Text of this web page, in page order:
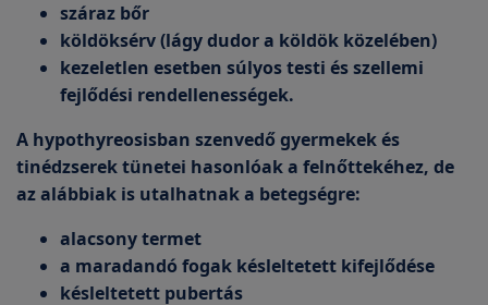
száraz bőr
köldöksérv (lágy dudor a köldök közelében)
kezeletlen esetben súlyos testi és szellemi
fejlődési rendellenességek.
A hypothyreosisban szenvedő gyermekek és
tinédzserek tünetei hasonlóak a felnőttekéhez, de
az alábbiak is utalhatnak a betegségre:
alacsony termet
a maradandó fogak késleltetett kifejlődése
késleltetett pubertás